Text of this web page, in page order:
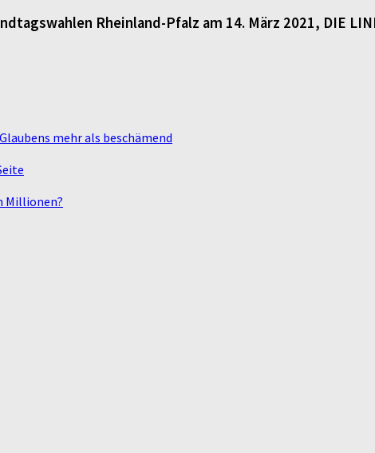
Rheinland-Pfalz am 14. März 2021, DIE
mehr als beschämend
Millionen?